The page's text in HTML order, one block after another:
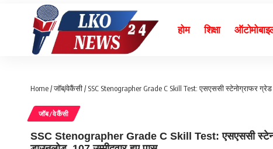
होम शिक्षा
Home/जॉब/वेकैंसी/SSC Stenographer Grade C Skill Test: एसएससी स्टेनोग्राफर
जॉब/वेकैंसी
SSC Stenographer Grade C Skill Test: एसएससी